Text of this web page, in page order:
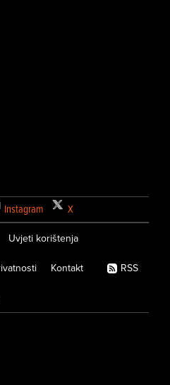
Instagram X
Uvjeti korištenja
Kontakt RSS